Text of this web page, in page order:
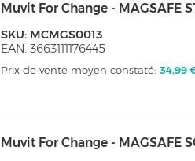
Muvit For Change - MAGSAFE
SKU: MCMGS0013
EAN: 3663111176445
Prix de vente moyen constaté:34,99
Muvit For Change - MAGSAFE